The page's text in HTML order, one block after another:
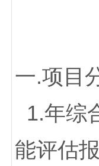
一.项目
1.年综
能评估